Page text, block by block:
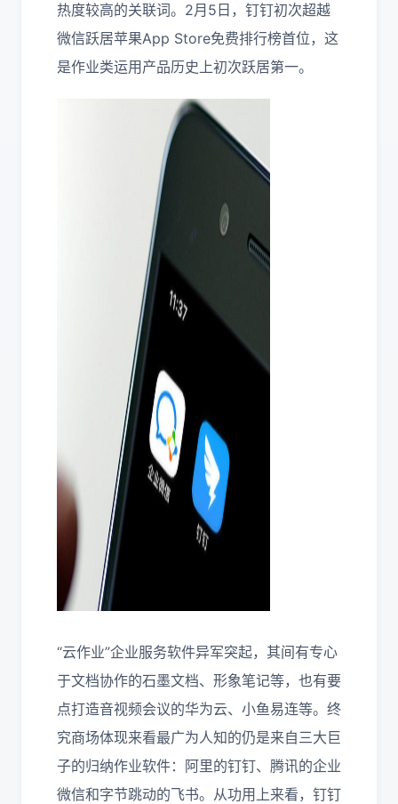
热度较高的关联词。2月5日，钉钉初次超越
微信跃居苹果App Store免费排行榜首位，这
是作业类运用产品历史上初次跃居第一。
“云作业”企业服务软件异军突起，其间有专心
于文档协作的石墨文档、形象笔记等，也有要
点打造音视频会议的华为云、小鱼易连等。终
究商场体现来看最广为人知的仍是来自三大巨
子的归纳作业软件：阿里的钉钉、腾讯的企业
微信和字节跳动的飞书。从功用上来看，钉钉